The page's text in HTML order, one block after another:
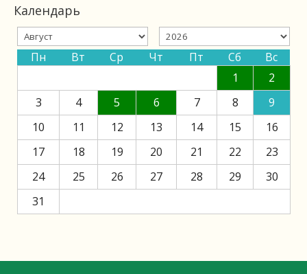
Календарь
Пн Вт Ср Чт Пт Сб
Вс
1
2
3
4 5 6 7 8
9
10
11 12 13 14 15
16
17
18 19 20 21 22
23
24
25 26 27 28 29
30
31